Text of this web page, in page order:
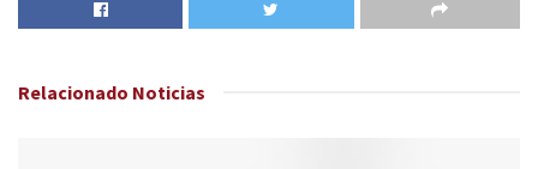
Relacionado Noticias